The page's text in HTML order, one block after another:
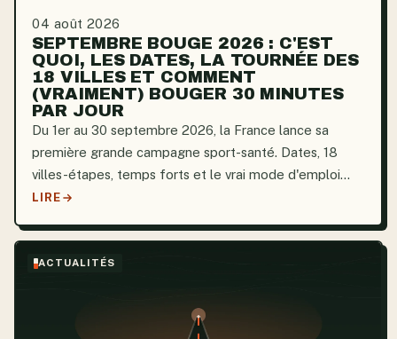
04 août 2026
SEPTEMBRE BOUGE 2026 : C'EST
QUOI, LES DATES, LA TOURNÉE DES
18 VILLES ET COMMENT
(VRAIMENT) BOUGER 30 MINUTES
PAR JOUR
Du 1er au 30 septembre 2026, la France lance sa
première grande campagne sport-santé. Dates, 18
villes-étapes, temps forts et le vrai mode d'emploi
pour bouger 30 minutes par jour.
LIRE
ACTUALITÉS